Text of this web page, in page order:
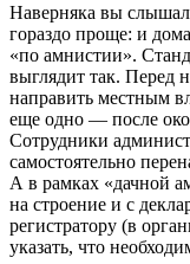
Наверняка вы
гораздо проще: и
«по амнистии».
выглядит так. Перед
направить местным
еще одно — после
Сотрудники
самостоятельно
А в рамках «дачной
на строение и с
регистратору (в
указать, что